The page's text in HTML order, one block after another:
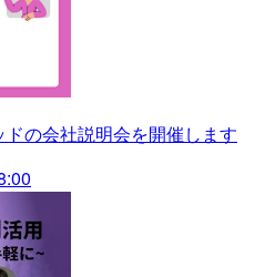
ドの会社説明会を開催します